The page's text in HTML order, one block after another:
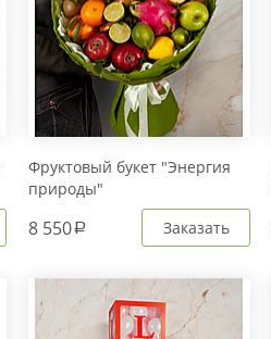
Фруктовый букет "Энергия
природы"
8 550a Заказать